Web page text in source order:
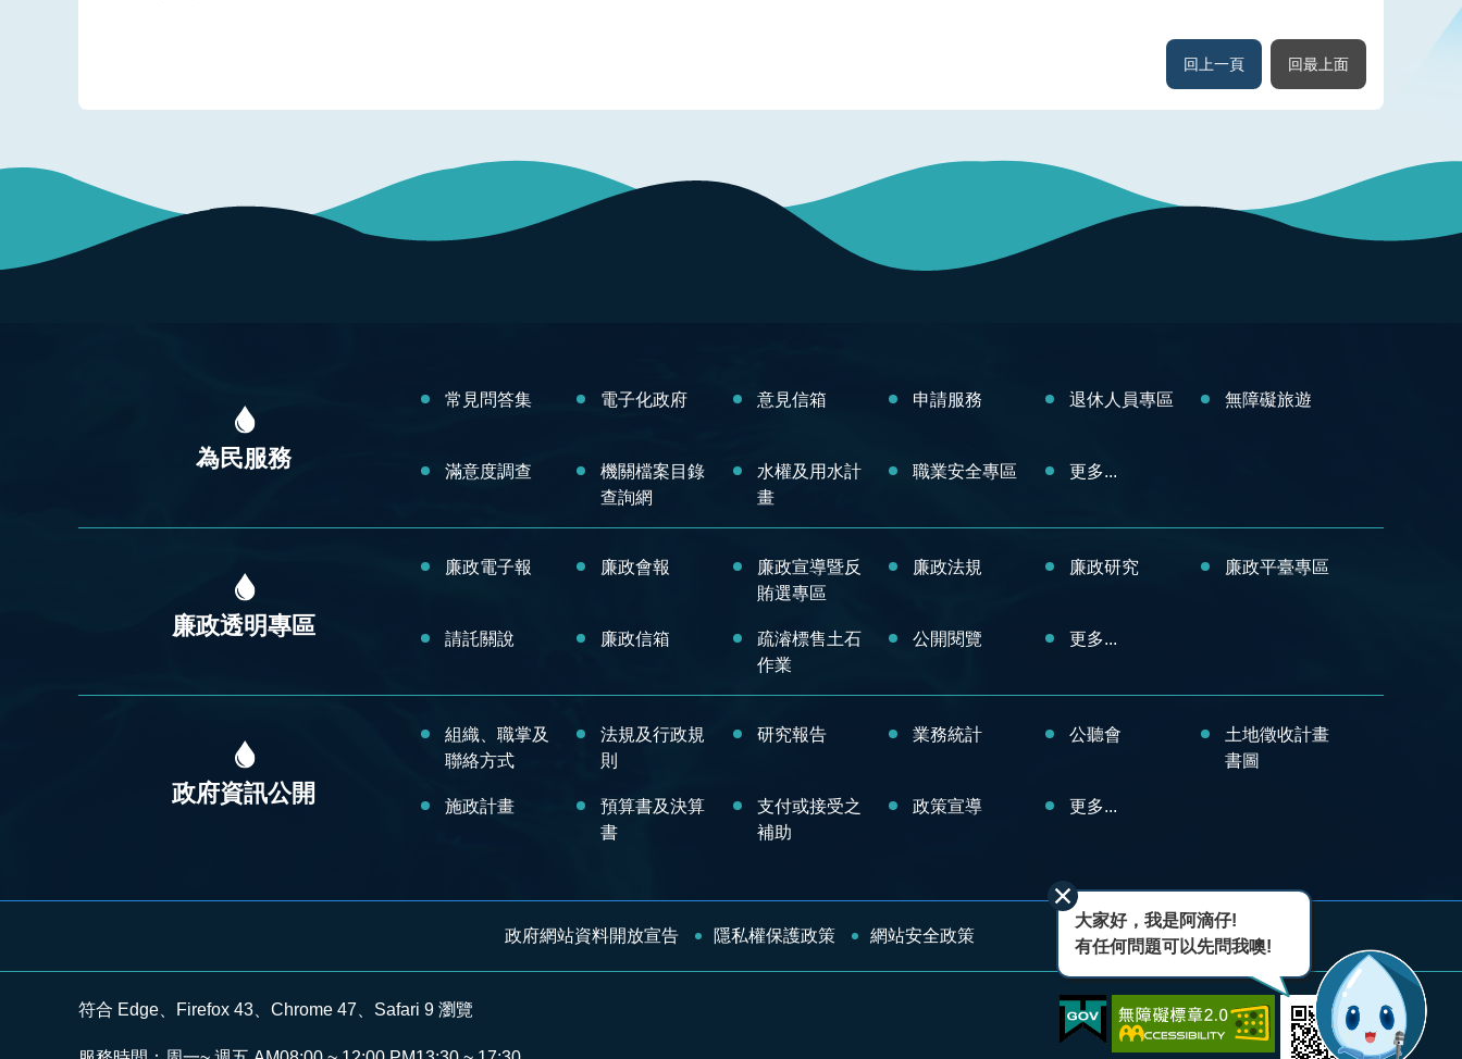
回上一頁 回最上面
為民服務
常見問答集 電子化政府 意見信箱 申請服務 退休人員專區 無障礙旅遊
滿意度調查
機關檔案目錄
查詢網
水權及用水計
畫
職業安全專區 更多...
廉政透明專區
廉政電子報 廉政會報
廉政宣導暨反
賄選專區
廉政法規 廉政研究 廉政平臺專區
請託關說 廉政信箱
疏濬標售土石
作業
公開閱覽 更多...
政府資訊公開
組織、職掌及
聯絡方式
法規及行政規
則
研究報告 業務統計 公聽會
土地徵收計畫
書圖
施政計畫
預算書及決算
書
支付或接受之
補助
政策宣導 更多...
政府網站資料開放宣告 隱私權保護政策 網站安全政策
符合 Edge、Firefox 43、Chrome 47、Safari 9 瀏覽
大家好，我是阿滴仔!
有任何問題可以先問我噢!